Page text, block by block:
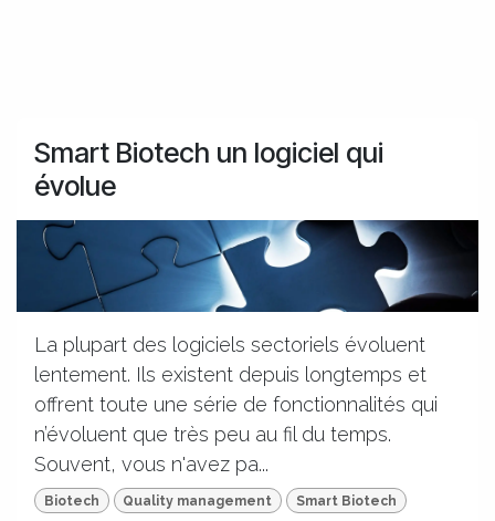
Smart Biotech un logiciel qui
évolue
La plupart des logiciels sectoriels évoluent
lentement. Ils existent depuis longtemps et
offrent toute une série de fonctionnalités qui
n’évoluent que très peu au fil du temps.
Souvent, vous n'avez pa...
Biotech Quality management Smart Biotech